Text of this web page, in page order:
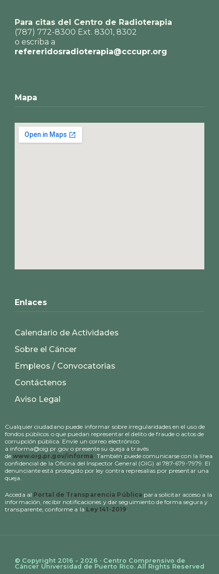
Para citas del Centro de Radioterapia
(787) 772-8300 Ext. 8301, 8302
o escriba a
refereridosradioterapia@cccupr.org
Mapa
Enlaces
Calendario de Actividades
Sobre el Cáncer
Empleos / Convocatorias
Contáctenos
Aviso Legal
Cualquier ciudadano puede informar sobre irregularidades en el uso de
fondos públicos o que puedan representar el delito de fraude o actos de
corrupción pública. Envíe un correo electrónico
a informa@oig.pr.gov o presente su queja a través
dewww.oig.pr.gov/informa . También puede comunicarse con la línea
confidencial de la Oficina del Inspector General (OIG) al 787-679-7979. El
denunciante está protegido por ley contra represalias por presentar una
queja.
Acceda al Portal de Transparencia Pública para solicitar acceso a la
información, recibir notificaciones y dar seguimiento de forma segura y
transparente, conforme a la Ley 141-2019
© Copyright 2016 - 2026 · Centro Comprensivo de
Cáncer Universidad de Puerto Rico. All Rights Reserved